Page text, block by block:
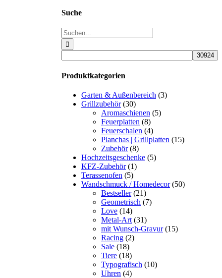
Suche
Suche
nach:
Produktkategorien
Garten & Außenbereich (3)
Grillzubehör (30)
Aromaschienen (5)
Feuerplatten (8)
Feuerschalen (4)
Planchas | Grillplatten (15)
Zubehör (8)
Hochzeitsgeschenke (5)
KFZ-Zubehör (1)
Terassenofen (5)
Wandschmuck / Homedecor (50)
Bestseller (21)
Geometrisch (7)
Love (14)
Metal-Art (31)
mit Wunsch-Gravur (15)
Racing (2)
Sale (18)
Tiere (18)
Typografisch (10)
Uhren (4)